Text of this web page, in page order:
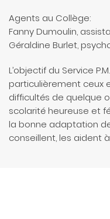
Agents au Collège:
Fanny Dumoulin,
Géraldine Burlet,
L’objectif du Service
particulièrement ceux
difficultés de quelque
scolarité heureuse et
la bonne adaptation
conseillent, les aident